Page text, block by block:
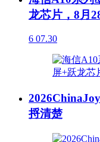
龙芯片，8月
6 07.30
捋清楚